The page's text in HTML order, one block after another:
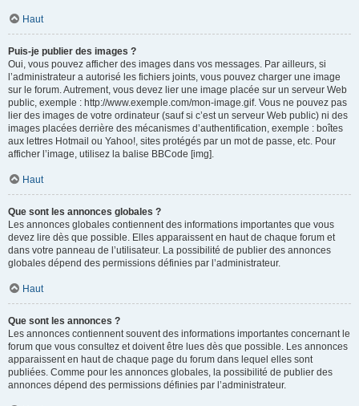
Haut
Puis-je publier des images ?
Oui, vous pouvez afficher des images dans vos messages. Par ailleurs, si
l’administrateur a autorisé les fichiers joints, vous pouvez charger une image
sur le forum. Autrement, vous devez lier une image placée sur un serveur Web
public, exemple : http://www.exemple.com/mon-image.gif. Vous ne pouvez pas
lier des images de votre ordinateur (sauf si c’est un serveur Web public) ni des
images placées derrière des mécanismes d’authentification, exemple : boîtes
aux lettres Hotmail ou Yahoo!, sites protégés par un mot de passe, etc. Pour
afficher l’image, utilisez la balise BBCode [img].
Haut
Que sont les annonces globales ?
Les annonces globales contiennent des informations importantes que vous
devez lire dès que possible. Elles apparaissent en haut de chaque forum et
dans votre panneau de l’utilisateur. La possibilité de publier des annonces
globales dépend des permissions définies par l’administrateur.
Haut
Que sont les annonces ?
Les annonces contiennent souvent des informations importantes concernant le
forum que vous consultez et doivent être lues dès que possible. Les annonces
apparaissent en haut de chaque page du forum dans lequel elles sont
publiées. Comme pour les annonces globales, la possibilité de publier des
annonces dépend des permissions définies par l’administrateur.